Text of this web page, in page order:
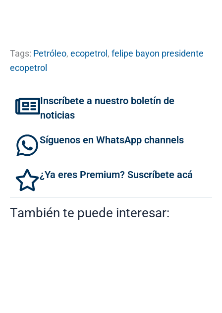
Tags: Petróleo, ecopetrol , felipe bayon presidente
ecopetrol
Inscríbete a nuestro boletín de
noticias
Síguenos en WhatsApp channels
¿Ya eres Premium? Suscríbete acá
También te puede interesar: